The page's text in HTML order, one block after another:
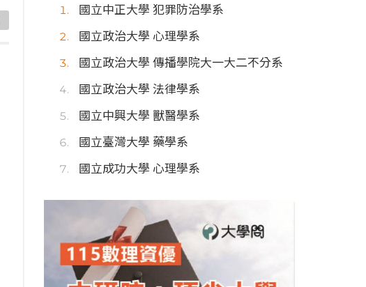
國立中正大學 犯罪防治學系
國立政治大學 心理學系
國立政治大學 傳播學院大一大二不分系
國立政治大學 法律學系
國立中興大學 獸醫學系
國立臺灣大學 藥學系
國立成功大學 心理學系